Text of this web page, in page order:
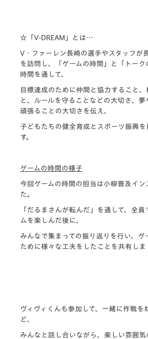
☆ 「V-DREAM」とは…
V・ファーレン長崎の選手やスタッフが
を訪問し、「ゲームの時間」と「トーク
時間を通して、
目標達成のために仲間と協力すること、
と、ルールを守ることなどの大切さ、夢
頑張ることの大切さを伝え、
子どもたちの健全育成とスポーツ振興を
す。
ゲームの時間の様子
今回ゲームの時間の担当は小柳普及イン
た。
「だるまさんが転んだ」を通して、全
ムを楽しんだ後に、
みんなで集まっての振り返りを行い、ゲ
ために様々な工夫をしたことを共有しま
ヴィヴィくんも参加して、一緒に作戦を
ど、
みんなと話し合いながら、楽しい雰囲気